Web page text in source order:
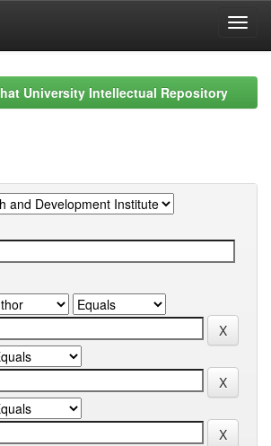
University Intellectual Repository